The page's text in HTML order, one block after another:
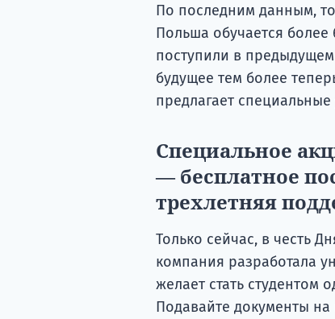
По последним данным,
Польша обучается
поступили в
будущее тем более
предлагает
Специальное
— бесплатное
трехлетняя
Только сейчас, в честь
компания разработала
желает стать студентом
Подавайте документы на